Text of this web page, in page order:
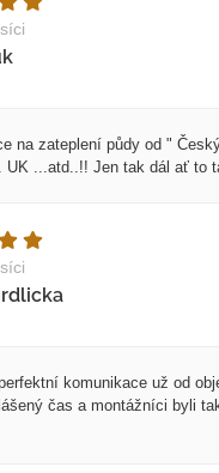
na zateplení půdy od "
UK ...atd..!! Jen tak dál ať to
komunikace už od
čas a montážníci byli